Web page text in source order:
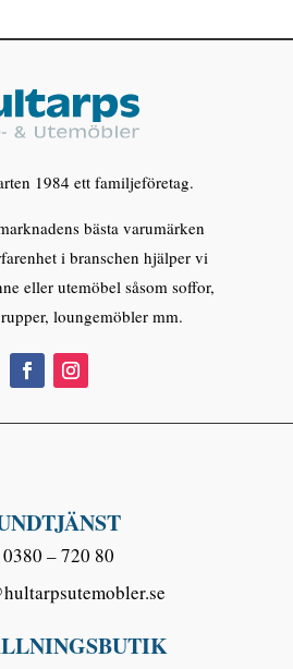
1984 ett familjeföretag.
bästa varumärken
i branschen hjälper vi
eller utemöbel såsom soffor,
loungemöbler mm.
0380 – 720 80